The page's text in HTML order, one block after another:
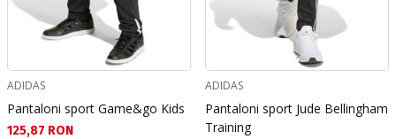
ADIDAS
Pantaloni sport Game&go Kids
Текуща цена:
125,87 RON
ADIDAS
Pantaloni sport Jude Bellingham
Training